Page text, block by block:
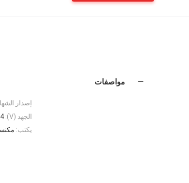
مواصفات
إصدار
الجهد (V):
يكتب: